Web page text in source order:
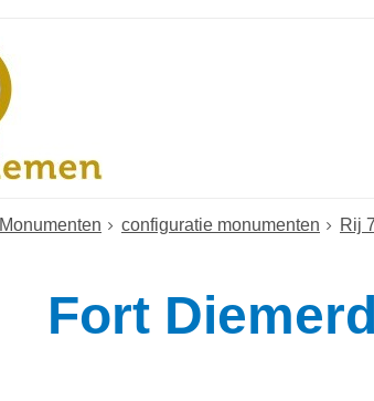
Monumenten configuratie monumenten Rij 7
Fort